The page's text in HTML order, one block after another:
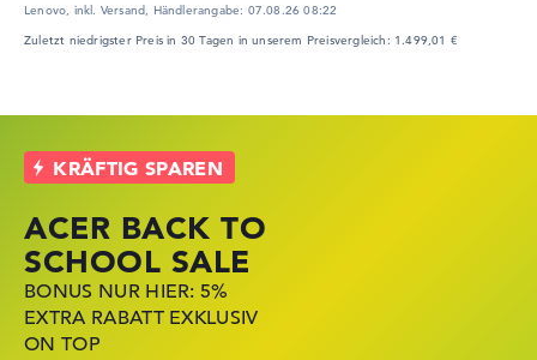
Lenovo, inkl. Versand, Händlerangabe: 07.08.26 08:22
Zuletzt niedrigster Preis in 30 Tagen in unserem Preisvergleich: 1.499,01 €
ACER BACK TO
SCHOOL SALE
BONUS NUR HIER: 5%
EXTRA RABATT EXKLUSIV
ON TOP
HP STORE SSV
DEALS
JETZT ZUGREIFEN:
NOTEBOOKS BEI HP KRÄFTIG
REDUZIERT
LENOVO LAPTOP
DEALS
NOTEBOOKS BEI LENOVO
JETZT KRÄFTIG REDUZIERT